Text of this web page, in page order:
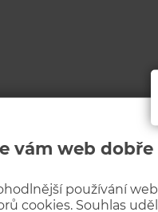
vám web
používání
cookies. Souhlas